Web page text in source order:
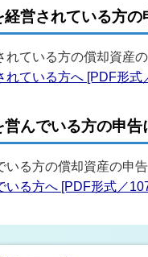
営されている方の
れている方の償却資産
れている方へ [PDF形式
んでいる方の申告
る方の償却資産の申
いる方へ [PDF形式／